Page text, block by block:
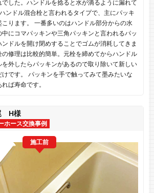
した。ハンドルを捻ると水が滴るように漏れて
ンドル混合栓と言われるタイプで、主にパッキ
ります。 一番多いのはハンドル部分からの水
にコマパッキンや三角パッキンと言われるパッ
ドルを開け閉めすることでゴムが消耗してきま
修理は比較的簡単。元栓を締めてからハンドル
外したらパッキンがあるので取り除いて新しい
です。 パッキンを手で触ってみて墨みたいな
ば寿命です。
H様
ホース交換事例
施工前